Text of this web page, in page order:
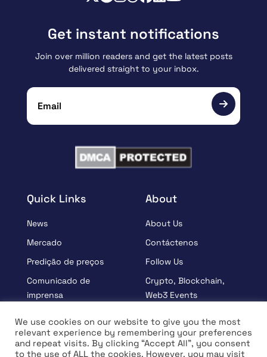
Quick Links
News
Mercado
Predição de preços
Comunicado de
imprensa
Aprender
Entrevista
About
About Us
Contáctenos
Follow Us
Crypto, Blockchain,
Web3 Events
Terms And Condition
Privacy Policy
Get instant notifications
Join over million readers and get the latest posts
delivered straight to your inbox.
We use cookies on our website to give you the most
relevant experience by remembering your preferences
and repeat visits. By clicking “Accept All”, you consent
to the use of ALL the cookies. However, you may visit